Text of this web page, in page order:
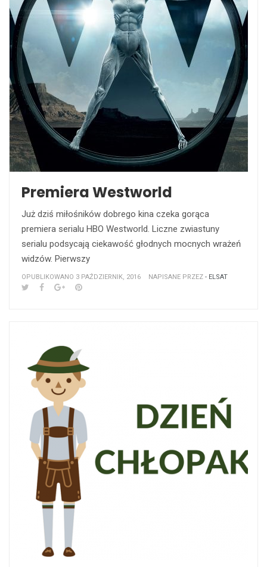
Premiera Westworld
Już dziś miłośników dobrego kina czeka gorąca
premiera serialu HBO Westworld. Liczne zwiastuny
serialu podsycają ciekawość głodnych mocnych wrażeń
widzów. Pierwszy
OPUBLIKOWANO 3 PAŹDZIERNIK, 2016 NAPISANE PRZEZ - ELSAT